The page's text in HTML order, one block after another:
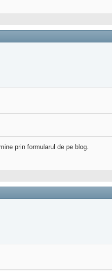
prin formularul de pe blog.